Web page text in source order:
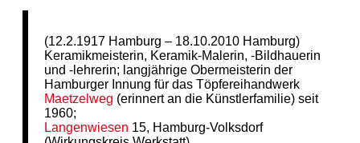
(12.2.1917 Hamburg – 18.10.2010 Hamburg)
Keramikmeisterin, Keramik-Malerin, -Bildhauerin
und -lehrerin; langjährige Obermeisterin der
Hamburger Innung für das Töpfereihandwerk
Maetzelweg (erinnert an die Künstlerfamilie) seit
1960;
Langenwiesen 15, Hamburg-Volksdorf